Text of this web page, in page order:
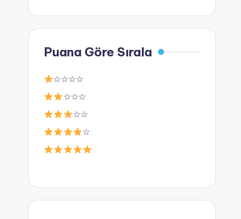
Puana Göre Sırala
☆☆☆☆
☆☆☆
☆☆
☆